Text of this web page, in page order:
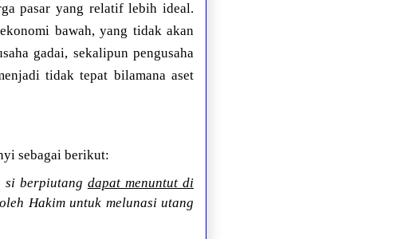
pasar yang relatif lebih ideal.
bawah, yang tidak akan
gadai, sekalipun pengusaha
tidak tepat bilamana aset
sebagai berikut:
si berpiutang dapat menuntut di
Hakim untuk melunasi utang